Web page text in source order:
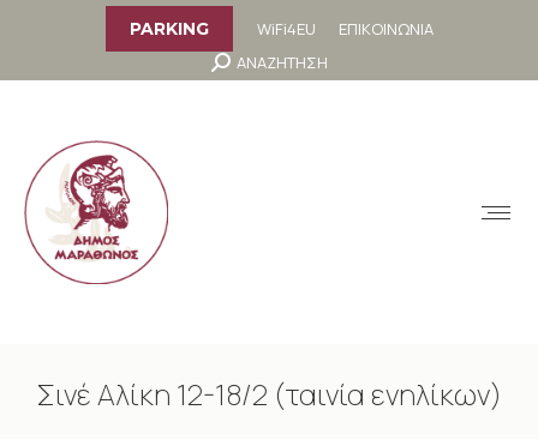
PARKING WiFi4EU
ΕΠΙΚΟΙΝΩΝΙΑ
Search:
ΑΝΑΖΗΤΗΣΗ
Σινέ Αλίκη 12-18/2 (ταινία ενηλίκων)